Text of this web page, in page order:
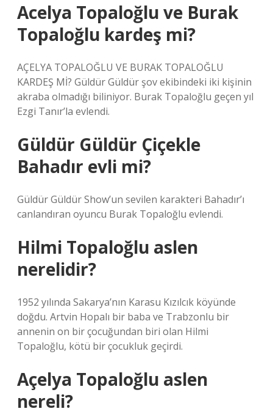
Acelya Topaloğlu ve Burak
Topaloğlu kardeş mi?
AÇELYA TOPALOĞLU VE BURAK TOPALOĞLU
KARDEŞ Mİ? Güldür Güldür şov ekibindeki iki kişinin
akraba olmadığı biliniyor. Burak Topaloğlu geçen yıl
Ezgi Tanır’la evlendi.
Güldür Güldür Çiçekle
Bahadır evli mi?
Güldür Güldür Show’un sevilen karakteri Bahadır’ı
canlandıran oyuncu Burak Topaloğlu evlendi.
Hilmi Topaloğlu aslen
nerelidir?
1952 yılında Sakarya’nın Karasu Kızılcık köyünde
doğdu. Artvin Hopalı bir baba ve Trabzonlu bir
annenin on bir çocuğundan biri olan Hilmi
Topaloğlu, kötü bir çocukluk geçirdi.
Açelya Topaloğlu aslen
nereli?